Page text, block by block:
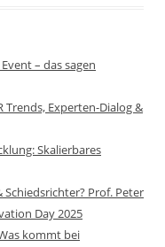
– das sagen
Trends, Experten-Dialog &
Skalierbares
Prof. Peter
Day 2025
kommt bei